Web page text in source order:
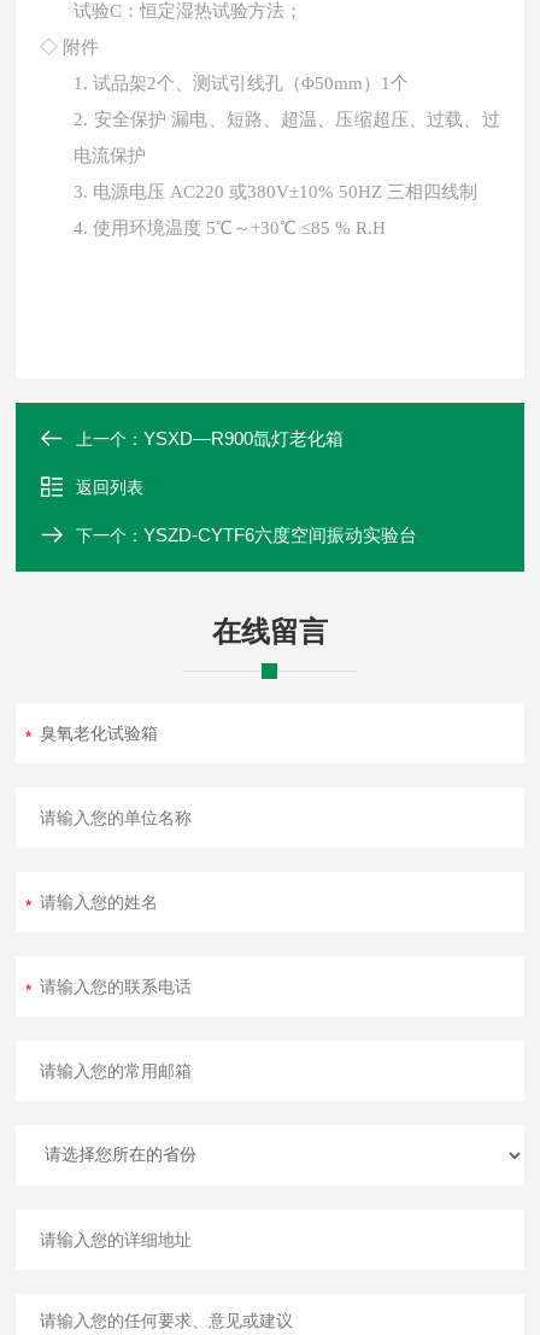
试验C：恒定湿热试验方法；
◇ 附件
1.试品架2个、测试引线孔（Φ50mm）1个
2. 安全保护 漏电、短路、超温、压缩超压、过载、过
电流保护
3. 电源电压 AC220 或380V±10% 50HZ 三相四线制
4.使用环境温度 5℃～+30℃ ≤85 % R.H
上一个：YSXD—R900氙灯老化箱
返回列表
下一个：YSZD-CYTF6六度空间振动实验台
在线留言